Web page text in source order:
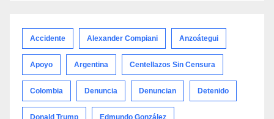
Accidente Alexander Compiani Anzoátegui
Apoyo Argentina Centellazos Sin Censura
Colombia Denuncia Denuncian Detenido
Donald Trump Edmundo González